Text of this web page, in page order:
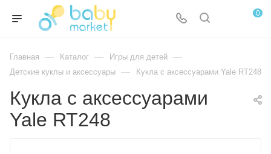
0
Главная — Каталог — Игры для детей —
Детские куклы и аксессуары — Кукла с аксессуарами Yale RT248
Кукла с аксессуарами
Yale RT248